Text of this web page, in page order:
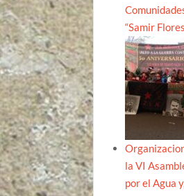
“Samir
la VI
por el Agua